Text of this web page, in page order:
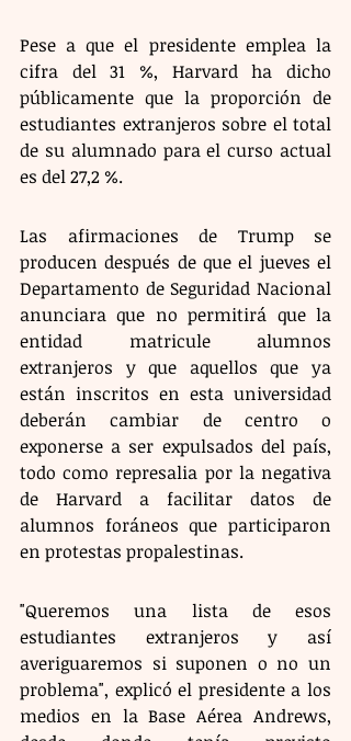
Pese a que el presidente emplea la
cifra del 31 %, Harvard ha dicho
públicamente que la proporción de
estudiantes extranjeros sobre el total
de su alumnado para el curso actual
es del 27,2 %.
Las afirmaciones de Trump se
producen después de que el jueves el
Departamento de Seguridad Nacional
anunciara que no permitirá que la
entidad matricule alumnos
extranjeros y que aquellos que ya
están inscritos en esta universidad
deberán cambiar de centro o
exponerse a ser expulsados del país,
todo como represalia por la negativa
de Harvard a facilitar datos de
alumnos foráneos que participaron
en protestas propalestinas.
"Queremos una lista de esos
estudiantes extranjeros y así
averiguaremos si suponen o no un
problema", explicó el presidente a los
medios en la Base Aérea Andrews,